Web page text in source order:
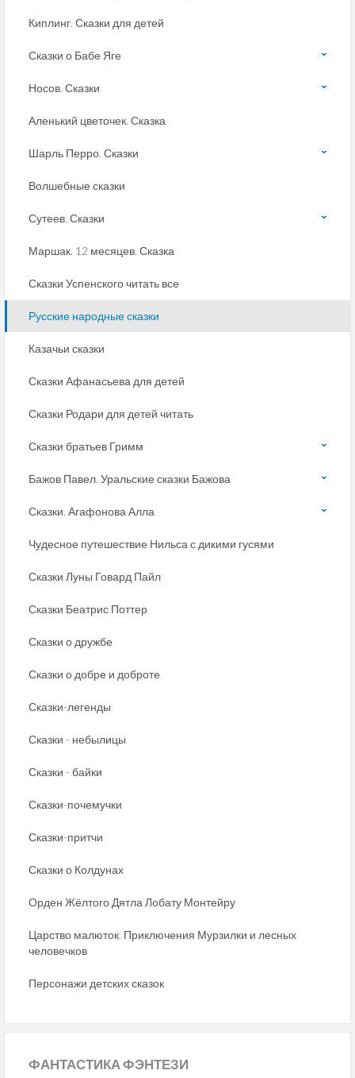
Киплинг. Сказки для детей
Сказки о Бабе Яге
Носов. Сказки
Аленький цветочек. Сказка
Шарль Перро. Сказки
Волшебные сказки
Сутеев. Сказки
Маршак. 12 месяцев. Сказка
Сказки Успенского читать все
Русские народные сказки
Казачьи сказки
Сказки Афанасьева для детей
Сказки Родари для детей читать
Сказки братьев Гримм
Бажов Павел. Уральские сказки Бажова
Сказки. Агафонова Алла
Чудесное путешествие Нильса с дикими гусями
Сказки Луны Говард Пайл
Сказки Беатрис Поттер
Сказки о дружбе
Сказки о добре и доброте
Сказки-легенды
Сказки - небылицы
Сказки - байки
Сказки-почемучки
Сказки-притчи
Сказки о Колдунах
Орден Жёлтого Дятла Лобату Монтейру
Царство малюток. Приключения Мурзилки и лесных
человечков
Персонажи детских сказок
ФАНТАСТИКАФЭНТЕЗИ